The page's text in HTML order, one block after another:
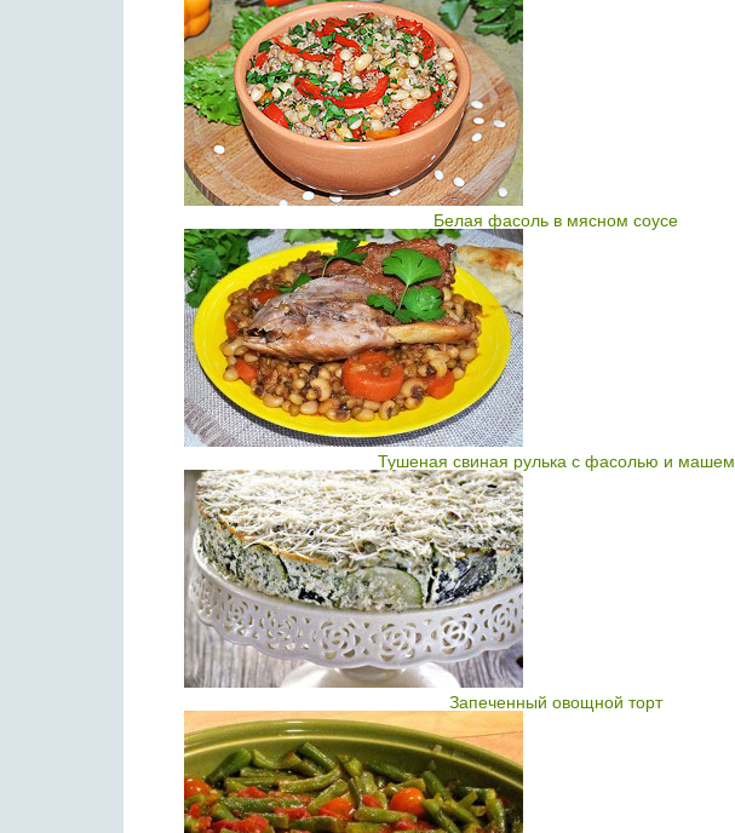
Белая фасоль в мясном соусе
Тушеная свиная рулька с фасолью и машем
Запеченный овощной торт